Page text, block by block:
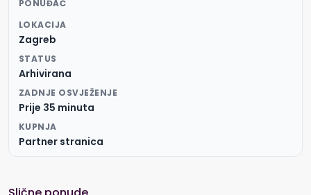
PONUĐAČ
LOKACIJA
Zagreb
STATUS
Arhivirana
ZADNJE OSVJEŽENJE
Prije 35 minuta
KUPNJA
Partner stranica